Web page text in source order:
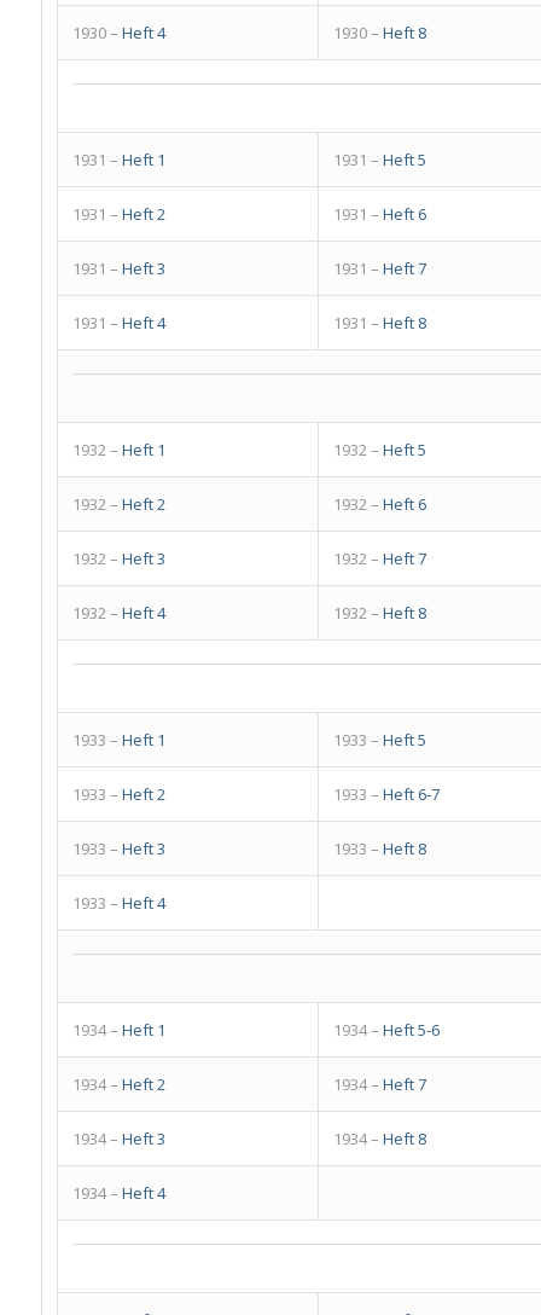
1930 – Heft 4 1930 – Heft 8
1931 – Heft 1 1931 – Heft 5
1931 – Heft 2 1931 – Heft 6
1931 – Heft 3 1931 – Heft 7
1931 – Heft 4 1931 – Heft 8
1932 – Heft 1 1932 – Heft 5
1932 – Heft 2 1932 – Heft 6
1932 – Heft 3 1932 – Heft 7
1932 – Heft 4 1932 – Heft 8
1933 – Heft 1 1933 – Heft 5
1933 – Heft 2 1933 – Heft 6-7
1933 – Heft 3 1933 – Heft 8
1933 – Heft 4
1934 – Heft 1 1934 – Heft 5-6
1934 – Heft 2 1934 – Heft 7
1934 – Heft 3 1934 – Heft 8
1934 – Heft 4